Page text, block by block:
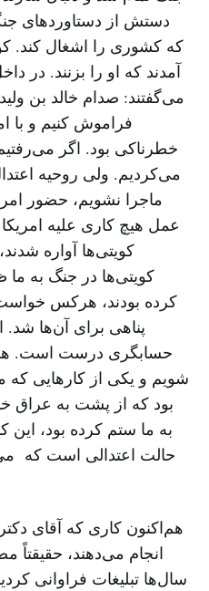
دستش از دستاوردهای
که کشوری را اشغال کند.
آمدند که او را بزنند. در
می‌گفتند: صدام خالد بن
فراموش کنیم و با
خطرناکی بود. اگر
می‌کردیم. ولی روحیه
ماجرا نشویم، حضور
عمل هیچ کاری علیه
کویتی‌ها آواره
کویتی‌ها در جنگ به
کرده بودند، هرکس
پناهی برای آن‌ها شد.
حسابگری درست است.
شویم و یکی از کارهایی که
بود که از پشت به عراق
به ما ستم کرده بود، این
حالت اعتدالی است که
هم‌اکنون کاری که آقای
انجام می‌دهند،
سال‌ها تبلیغات فراوانی